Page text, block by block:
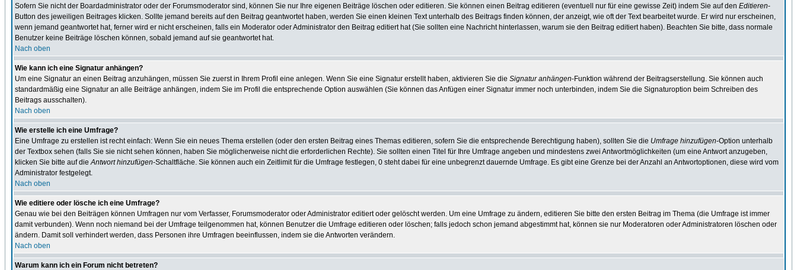
Sofern Sie nicht der Boardadministrator oder der Forumsmoderator sind, können Sie nur Ihre eigenen Beiträge löschen oder editieren. Sie können einen Beitrag editieren (eventuell nur für eine gewisse Zeit) indem Sie auf den Editieren-
Button des jeweiligen Beitrages klicken. Sollte jemand bereits auf den Beitrag geantwortet haben, werden Sie einen kleinen Text unterhalb des Beitrags finden können, der anzeigt, wie oft der Text bearbeitet wurde. Er wird nur erscheinen,
wenn jemand geantwortet hat, ferner wird er nicht erscheinen, falls ein Moderator oder Administrator den Beitrag editiert hat (Sie sollten eine Nachricht hinterlassen, warum sie den Beitrag editiert haben). Beachten Sie bitte, dass normale
Benutzer keine Beiträge löschen können, sobald jemand auf sie geantwortet hat.
Nach oben
Wie kann ich eine Signatur anhängen?
Um eine Signatur an einen Beitrag anzuhängen, müssen Sie zuerst in Ihrem Profil eine anlegen. Wenn Sie eine Signatur erstellt haben, aktivieren Sie die Signatur anhängen-Funktion während der Beitragserstellung. Sie können auch
standardmäßig eine Signatur an alle Beiträge anhängen, indem Sie im Profil die entsprechende Option auswählen (Sie können das Anfügen einer Signatur immer noch unterbinden, indem Sie die Signaturoption beim Schreiben des
Beitrags ausschalten).
Nach oben
Wie erstelle ich eine Umfrage?
Eine Umfrage zu erstellen ist recht einfach: Wenn Sie ein neues Thema erstellen (oder den ersten Beitrag eines Themas editieren, sofern Sie die entsprechende Berechtigung haben), sollten Sie die Umfrage hinzufügen-Option unterhalb
der Textbox sehen (falls Sie sie nicht sehen können, haben Sie möglicherweise nicht die erforderlichen Rechte). Sie sollten einen Titel für Ihre Umfrage angeben und mindestens zwei Antwortmöglichkeiten (um eine Antwort anzugeben,
klicken Sie bitte auf dieAntwort hinzufügen-Schaltfläche. Sie können auch ein Zeitlimit für die Umfrage festlegen, 0 steht dabei für eine unbegrenzt dauernde Umfrage. Es gibt eine Grenze bei der Anzahl an Antwortoptionen, diese wird vom
Administrator festgelegt.
Nach oben
Wie editiere oder lösche ich eine Umfrage?
Genau wie bei den Beiträgen können Umfragen nur vom Verfasser, Forumsmoderator oder Administrator editiert oder gelöscht werden. Um eine Umfrage zu ändern, editieren Sie bitte den ersten Beitrag im Thema (die Umfrage ist immer
damit verbunden). Wenn noch niemand bei der Umfrage teilgenommen hat, können Benutzer die Umfrage editieren oder löschen; falls jedoch schon jemand abgestimmt hat, können sie nur Moderatoren oder Administratoren löschen oder
ändern. Damit soll verhindert werden, dass Personen ihre Umfragen beeinflussen, indem sie die Antworten verändern.
Nach oben
Warum kann ich ein Forum nicht betreten?